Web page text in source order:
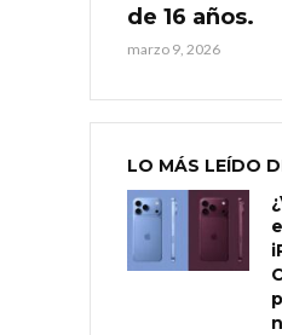
de 16 años.
marzo 9, 2026
LO MÁS LEÍDO